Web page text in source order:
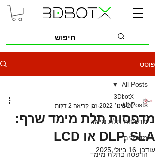
פוסט
All Posts
מדפסות תלת מימד
מדריכים
הדפסה בתלת מימד
All Posts
מדפסות תלת מימד שרף:
DLP, SLA או LCD
3DbotX
20 בינו׳ 2022
זמן קריאה 2 דקות
עודכן: 16 ביולי 2025